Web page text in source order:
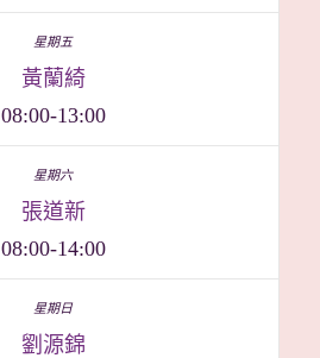
黃蘭綺
08:00-13:00
張道新
08:00-14:00
劉源錦